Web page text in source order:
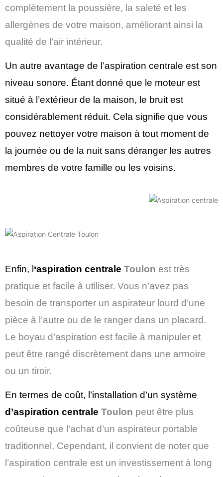
complètement la poussière, la saleté et les
allergènes de votre maison, améliorant ainsi la
qualité de l’air intérieur.
Un autre avantage de l’aspiration centrale est son
niveau sonore. Étant donné que le moteur est
situé à l’extérieur de la maison, le bruit est
considérablement réduit. Cela signifie que vous
pouvez nettoyer votre maison à tout moment de
la journée ou de la nuit sans déranger les autres
membres de votre famille ou les voisins.
Enfin, l‘aspiration centrale Toulon est très
pratique et facile à utiliser. Vous n’avez pas
besoin de transporter un aspirateur lourd d’une
pièce à l’autre ou de le ranger dans un placard.
Le boyau d’aspiration est facile à manipuler et
peut être rangé discrètement dans une armoire
ou un tiroir.
En termes de coût, l’installation d’un système
d’aspiration centrale Toulon peut être plus
coûteuse que l’achat d’un aspirateur portable
traditionnel. Cependant, il convient de noter que
l’aspiration centrale est un investissement à long